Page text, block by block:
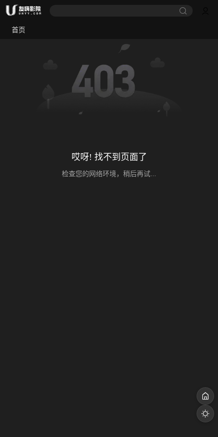
首页
哎呀! 找不到页面了
检查您的网络环境，稍后再试...